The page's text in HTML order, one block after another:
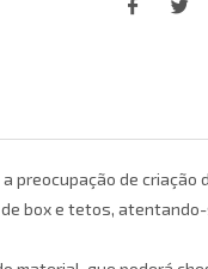
preocupação de criação
box e tetos,